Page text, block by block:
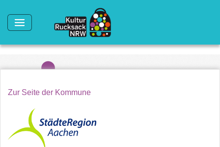
Zur Seite der Kommune